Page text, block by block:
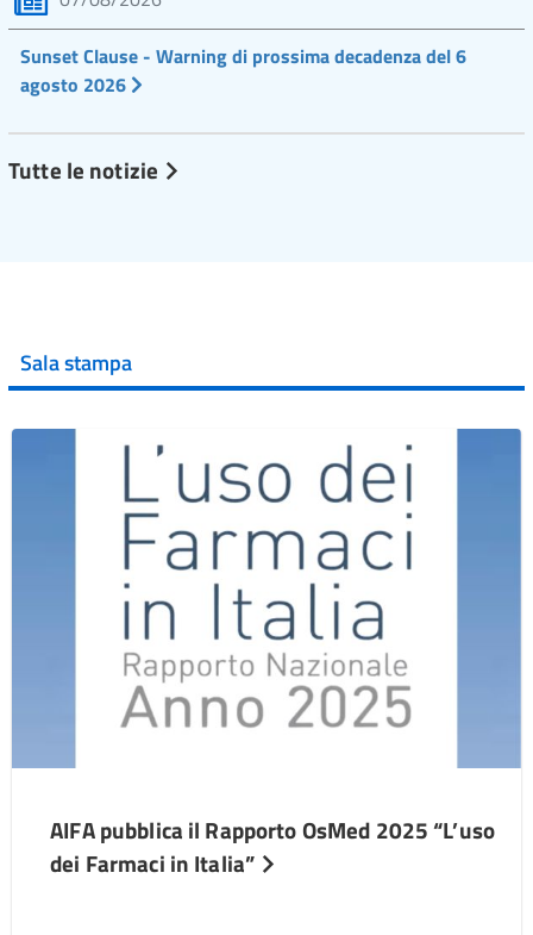
Sunset Clause - Warning di prossima decadenza del 6
agosto 2026
Tutte le notizie
Sala stampa
AIFA pubblica il Rapporto OsMed 2025 “L’uso
dei Farmaci in Italia”